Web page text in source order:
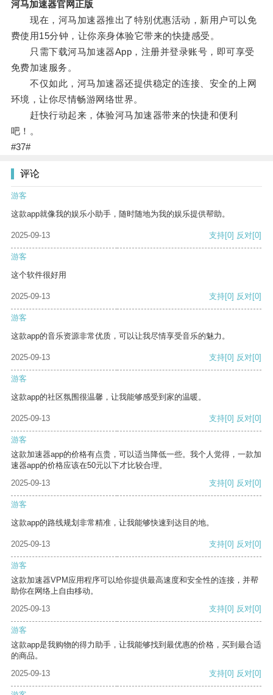
河马加速器官网正版
现在，河马加速器推出了特别优惠活动，新用户可以免
费使用15分钟，让你亲身体验它带来的快捷感受。
只需下载河马加速器App，注册并登录账号，即可享受
免费加速服务。
不仅如此，河马加速器还提供稳定的连接、安全的上网
环境，让你尽情畅游网络世界。
赶快行动起来，体验河马加速器带来的快捷和便利
吧！。
#37#
评论
游客
这款app就像我的娱乐小助手，随时随地为我的娱乐提供帮助。
2025-09-13 支持[0] 反对[0]
游客
这个软件很好用
2025-09-13 支持[0] 反对[0]
游客
这款app的音乐资源非常优质，可以让我尽情享受音乐的魅力。
2025-09-13 支持[0] 反对[0]
游客
这款app的社区氛围很温馨，让我能够感受到家的温暖。
2025-09-13 支持[0] 反对[0]
游客
这款加速器app的价格有点贵，可以适当降低一些。我个人觉得，一款加
速器app的价格应该在50元以下才比较合理。
2025-09-13
支持[0] 反对[0]
游客
这款app的路线规划非常精准，让我能够快速到达目的地。
2025-09-13 支持[0] 反对[0]
游客
这款加速器VPM应用程序可以给你提供最高速度和安全性的连接，并帮
助你在网络上自由移动。
2025-09-13
支持[0] 反对[0]
游客
这款app是我购物的得力助手，让我能够找到最优惠的价格，买到最合适
的商品。
2025-09-13
支持[0] 反对[0]